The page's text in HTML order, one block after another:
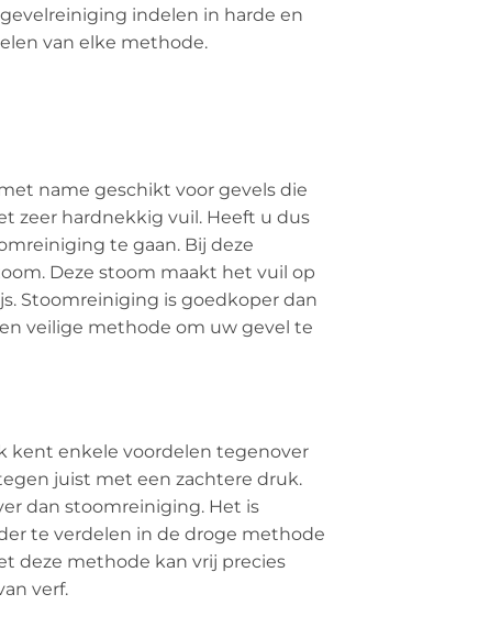
indelen in harde en
van elke methode.
name geschikt voor gevels die
zeer hardnekkig vuil. Heeft u dus
te gaan. Bij deze
Deze stoom maakt het vuil op
Stoomreiniging is goedkoper dan
veilige methode om uw gevel te
kent enkele voordelen tegenover
juist met een zachtere druk.
dan stoomreiniging. Het is
te verdelen in de droge methode
deze methode kan vrij precies
verf.